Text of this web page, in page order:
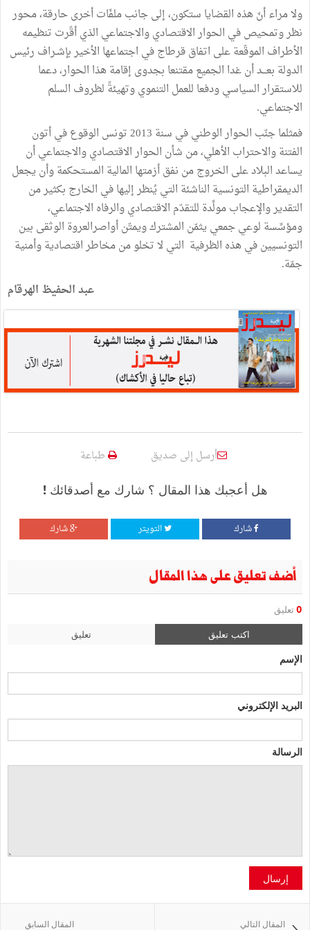
ولا مراء أنّ هذه القضايا ستكون، إلى جانب ملفّات أخرى حارقة، محور
نظر وتمحيص في الحوار الاقتصادي والاجتماعي الذي أقّرت تنظيمه
الأطراف الموقّعة على اتفاق قرطاج في اجتماعها الأخير بإشـراف رئيس
الدولة بعـــد أن غدا الجميع مقتنعا بجدوى إقامة هذا الحوار، دعما
للاستقرار السياسي ودفعا للعمل التنموي وتهيئةً لظروف السلم
الاجتماعي.
فمثلما جنّب الحوار الوطني في سنة 2013 تونس الوقوع في أتون
الفتنة والاحتراب الأهلي، من شأن الحوار الاقتصادي والاجتماعي أن
يساعد البلاد على الخروج من نفق أزمتها المالية المستحكمة وأن يجعل
الديمقراطية التونسية الناشئة التي يُنظر إليها في الخارج بكثير من
التقدير والإعجاب مولِّدة للتقدّم الاقتصادي والرفاه الاجتماعي،
ومؤسِّسة لوعي جمعي يثمّن المشترك ويمتّن أواصرالعروة الوثقى بين
التونسيين في هذه الظرفية التي لا تخلو من مخاطر اقتصادية وأمنية
جمّة.
عبد الحفيظ الهرقام
أرسل إلى صديق طباعة
هل أعجبك هذا المقال ؟ شارك مع أصدقائك !
شارك التويتر شارك
أضف تعليق على هذا المقال
0 تعليق
اكتب تعليق تعليق
الإسم
البريد الإلكتروني
الرسالة
إرسال
المقال السابق المقال التالي